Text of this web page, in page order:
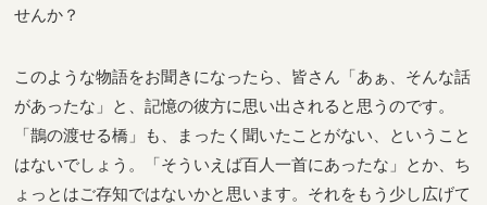
せんか？
このような物語をお聞きになったら、皆さん「あぁ、そんな話
があったな」と、記憶の彼方に思い出されると思うのです。
「鵲の渡せる橋」も、まったく聞いたことがない、ということ
はないでしょう。「そういえば百人一首にあったな」とか、ち
ょっとはご存知ではないかと思います。それをもう少し広げて